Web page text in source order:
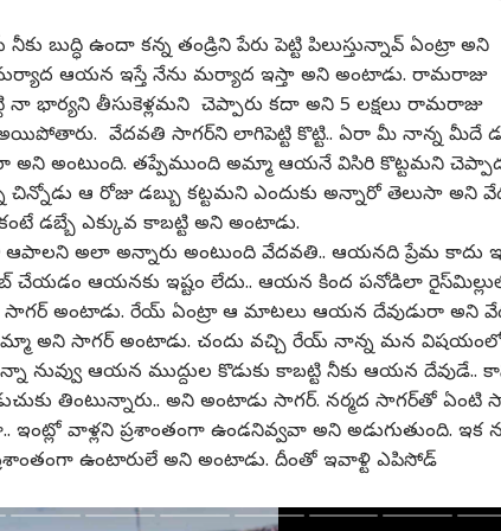
బుద్ధి ఉందా కన్న తండ్రిని పేరు పెట్టి పిలుస్తున్నావ్ ఏంట్రా అని
మర్యాద ఆయన ఇస్తే నేను మర్యాద ఇస్తా అని అంటాడు. రామరాజు
నా భార్యని తీసుకెళ్లమని చెప్పారు కదా అని 5 లక్షలు రామరాజు
వేదవతి సాగర్‌ని లాగిపెట్టి కొట్టి.. ఏరా మీ నాన్న మీదే
అంటుంది. తప్పేముంది అమ్మా ఆయనే విసిరి కొట్టమని
ఆ రోజు డబ్బు కట్టమని ఎందుకు అన్నారో తెలుసా అని
డబ్బే ఎక్కువ కాబట్టి అని అంటాడు.
ఆపాలని అలా అన్నారు అంటుంది వేదవతి.. ఆయనది ప్రేమ కాదు
ఆయనకు ఇష్టం లేదు.. ఆయన కింద పనోడిలా
అంటాడు. రేయ్ ఏంట్రా ఆ మాటలు ఆయన దేవుడురా అని
అని సాగర్ అంటాడు. చందు వచ్చి రేయ్ నాన్న మన
నువ్వు ఆయన ముద్దుల కొడుకు కాబట్టి నీకు ఆయన దేవుడే..
తింటున్నారు.. అని అంటాడు సాగర్. నర్మద సాగర్‌తో ఏంటి
వాళ్లని ప్రశాంతంగా ఉండనివ్వవా అని అడుగుతుంది. ఇక
ఉంటారులే అని అంటాడు. దీంతో ఇవాళ్టి ఎపిసోడ్
టాప్ రీల్స్
కామెడీ- ఎవరికీ
మళ్లీ మళ్లీ
ఉదయనిధి
తెలంగాణ
పోలీసు వాహనాన్ని ర్యాపిడో
బైక్‌గా వాడేస్తున్నారు - సోషల్
మీడియాలో వీడియో
వైరల్.. విచారణకు ఆదేశం!
ఖానాపూర్ ఎమ్మెల్యే వెడ్మ
బొజ్జు హెచ్చరికతో దిగొచ్చిన
ఫారెస్ట్ అధికారులు - రేంజ్
ఆఫీసర్ సస్పెన్షన్ -జన్నారంలో
సడలిన ఉద్రిక్తత!!
-
తెలంగాణ రైతు దేశం